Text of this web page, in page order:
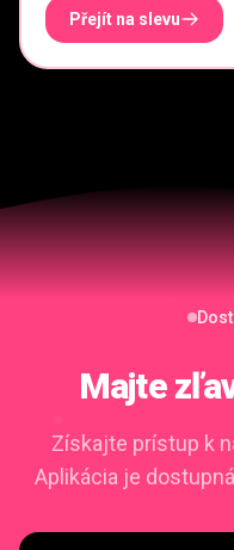
Přejít na slevu
Majte
Získajte prístup k
Aplikácia je